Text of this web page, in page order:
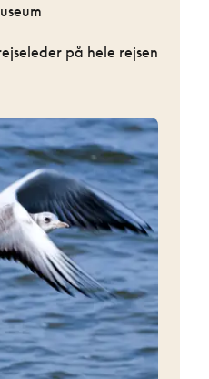
på hele rejsen